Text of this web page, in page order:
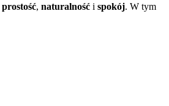
prostość, naturalność i spokój. W tym